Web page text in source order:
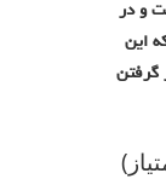
و در
این
گرفتن